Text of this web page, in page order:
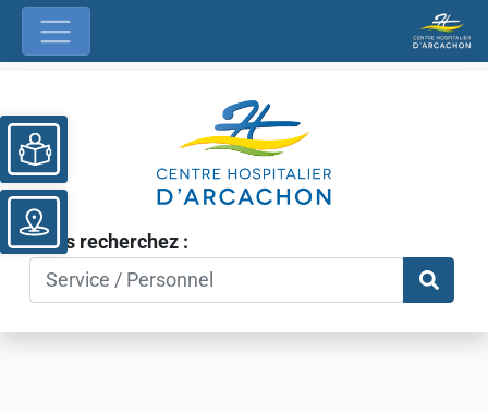
Vous recherchez :
Ouvrir la barre d’outils